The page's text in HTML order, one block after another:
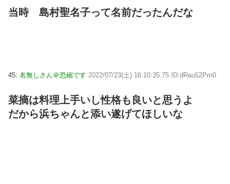
当時 島村聖名子って名前だったんだな
45: 名無しさん＠恐縮です 2022/07/23(土) 16:10:35.75 ID:dRau52Pm0
菜摘は料理上手いし性格も良いと思うよ
だから浜ちゃんと添い遂げてほしいな